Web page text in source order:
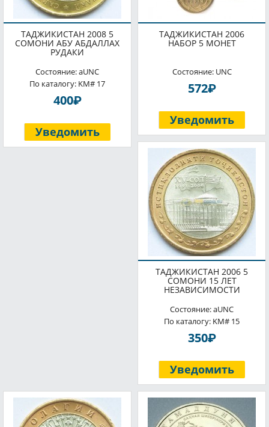
ТАДЖИКИСТАН 2008 5
СОМОНИ АБУ АБДАЛЛАХ
РУДАКИ
Состояние: aUNC
По каталогу: KM# 17
400P
Уведомить
ТАДЖИКИСТАН 2006
НАБОР 5 МОНЕТ
Состояние: UNC
572P
Уведомить
ТАДЖИКИСТАН 2006 5
СОМОНИ 15 ЛЕТ
НЕЗАВИСИМОСТИ
Состояние: aUNC
По каталогу: KM# 15
350P
Уведомить